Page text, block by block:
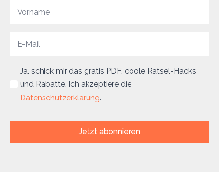
Ja, schick mir das gratis PDF, coole Rätsel-Hacks
und Rabatte. Ich akzeptiere die
Datenschutzerklärung.
Jetzt abonnieren